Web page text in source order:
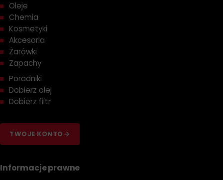
Oleje
Chemia
Kosmetyki
Akcesoria
Żarówki
Zapachy
Poradniki
Dobierz olej
Dobierz filtr
TWOJE KONTO
Informacje prawne